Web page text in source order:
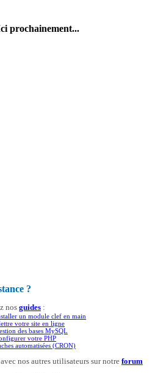
prochainement...
?
nosguides :
un module clef en main
votre site en ligne
des bases MySQL
votre PHP
automatisées (CRON)
nos autres utilisateurs sur notre forum